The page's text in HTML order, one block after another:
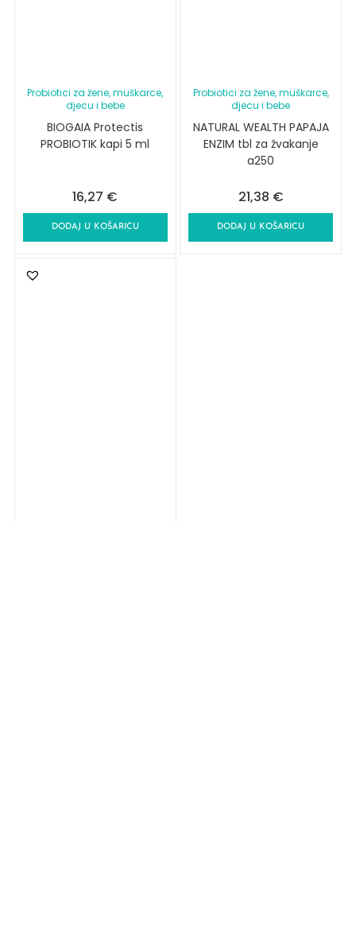
Probiotici za žene, muškarce,
djecu i bebe
BIOGAIA Protectis
PROBIOTIK kapi 5 ml
16,27 €
DODAJ U KOŠARICU
Probiotici za žene, muškarce,
djecu i bebe
NATURAL WEALTH PAPAJA
ENZIM tbl za žvakanje
a250
21,38 €
DODAJ U KOŠARICU